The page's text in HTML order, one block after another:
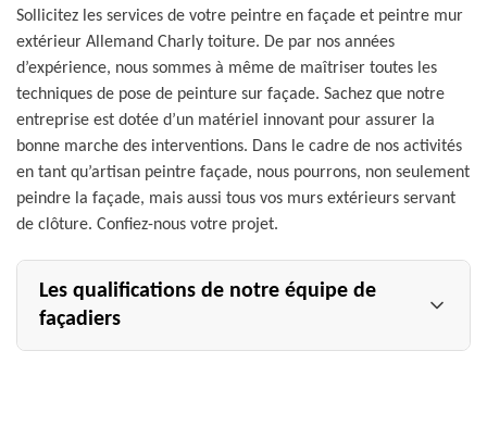
Sollicitez les services de votre peintre en façade et peintre mur
extérieur Allemand Charly toiture. De par nos années
d’expérience, nous sommes à même de maîtriser toutes les
techniques de pose de peinture sur façade. Sachez que notre
entreprise est dotée d’un matériel innovant pour assurer la
bonne marche des interventions. Dans le cadre de nos activités
en tant qu’artisan peintre façade, nous pourrons, non seulement
peindre la façade, mais aussi tous vos murs extérieurs servant
de clôture. Confiez-nous votre projet.
Les qualifications de notre équipe de
façadiers